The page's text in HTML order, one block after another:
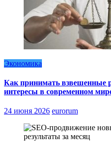
Экономика
Как принимать взвешенные
интересы в современном
24 июня 2026 eurorum